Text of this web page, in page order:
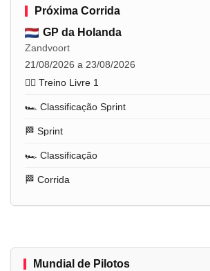
Próxima Corrida
GP da Holanda
Zandvoort
21/08/2026 a 23/08/2026
🏋️‍♂️ Treino Livre 1
🏎️ Classificação Sprint
🏁 Sprint
🏎️ Classificação
🏁 Corrida
Mundial de Pilotos